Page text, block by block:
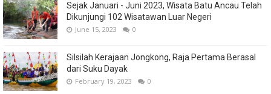
Sejak Januari - Juni 2023, Wisata Batu Ancau Telah
Dikunjungi 102 Wisatawan Luar Negeri
June 15, 2023 0
Silsilah Kerajaan Jongkong, Raja Pertama Berasal
dari Suku Dayak
February 19, 2023 0